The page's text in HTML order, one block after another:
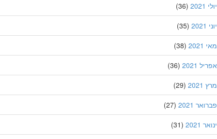
(36)
(35)
(38)
2021
(36)
(29)
2021
(27)
2021
(31)